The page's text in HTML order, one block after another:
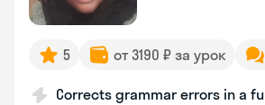
5 от 3190 ₽ за урок
Corrects grammar errors in a